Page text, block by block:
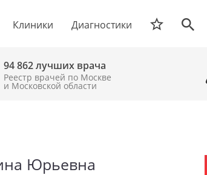
Клиники Диагностики
94 862 лучших врача
Реестр врачей по Москве
и Московской области
Юрьевна